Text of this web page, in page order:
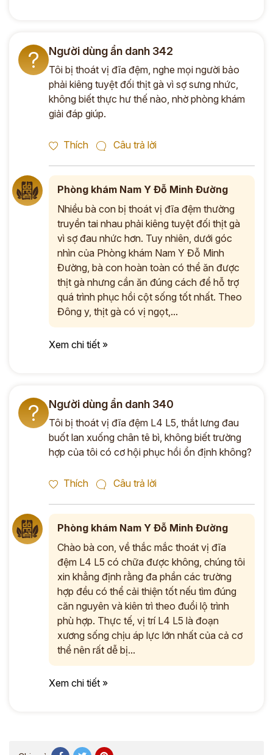
? Người dùng ẩn danh 342
Tôi bị thoát vị đĩa đệm, nghe mọi người bảo
phải kiêng tuyệt đối thịt gà vì sợ sưng nhức,
không biết thực hư thế nào, nhờ phòng khám
giải đáp giúp.
Thích Câu trả lời
Phòng khám Nam Y Đỗ Minh Đường
Nhiều bà con bị thoát vị đĩa đệm thường
truyền tai nhau phải kiêng tuyệt đối thịt gà
vì sợ đau nhức hơn. Tuy nhiên, dưới góc
nhìn của Phòng khám Nam Y Đỗ Minh
Đường, bà con hoàn toàn có thể ăn được
thịt gà nhưng cần ăn đúng cách để hỗ trợ
quá trình phục hồi cột sống tốt nhất. Theo
Đông y, thịt gà có vị ngọt,...
Xem chi tiết »
? Người dùng ẩn danh 340
Tôi bị thoát vị đĩa đệm L4 L5, thắt lưng đau
buốt lan xuống chân tê bì, không biết trường
hợp của tôi có cơ hội phục hồi ổn định không?
Thích Câu trả lời
Phòng khám Nam Y Đỗ Minh Đường
Chào bà con, về thắc mắc thoát vị đĩa
đệm L4 L5 có chữa được không, chúng tôi
xin khẳng định rằng đa phần các trường
hợp đều có thể cải thiện tốt nếu tìm đúng
căn nguyên và kiên trì theo đuổi lộ trình
phù hợp. Thực tế, vị trí L4 L5 là đoạn
xương sống chịu áp lực lớn nhất của cả cơ
thể nên rất dễ bị...
Xem chi tiết »